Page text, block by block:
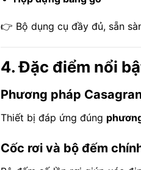
👉 Bộ dụng cụ đầy đủ, sẵn
4. Đặc điểm nổi
Phương pháp
Thiết bị đáp ứng đúng
Cốc rơi và bộ đếm